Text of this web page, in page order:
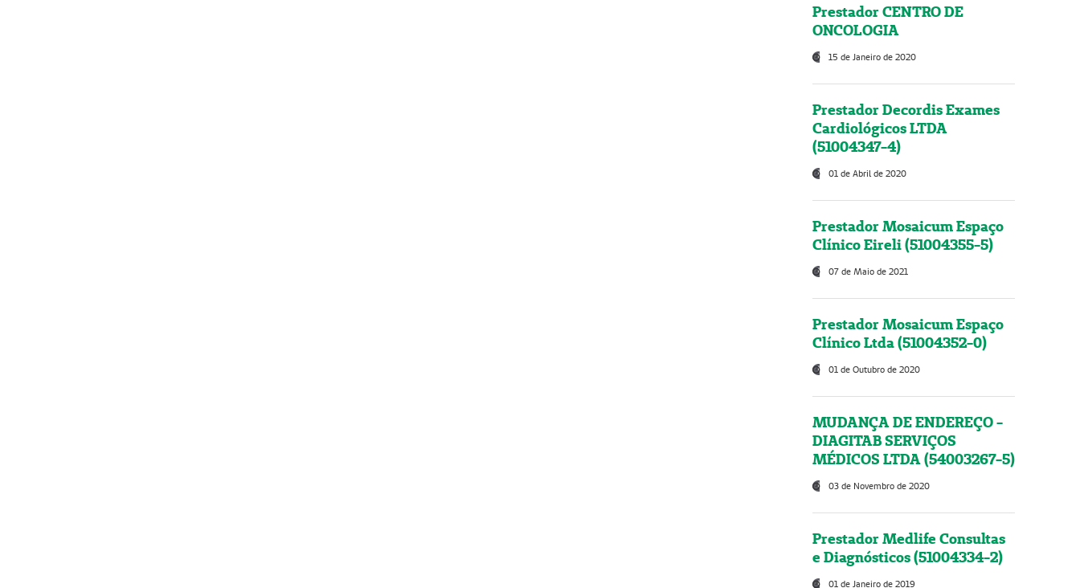
Prestador CENTRO DE
ONCOLOGIA
15 de Janeiro de 2020
Prestador Decordis Exames
Cardiológicos LTDA
(51004347-4)
01 de Abril de 2020
Prestador Mosaicum Espaço
Clínico Eireli (51004355-5)
07 de Maio de 2021
Prestador Mosaicum Espaço
Clínico Ltda (51004352-0)
01 de Outubro de 2020
MUDANÇA DE ENDEREÇO -
DIAGITAB SERVIÇOS
MÉDICOS LTDA (54003267-5)
03 de Novembro de 2020
Prestador Medlife Consultas
e Diagnósticos (51004334-2)
01 de Janeiro de 2019